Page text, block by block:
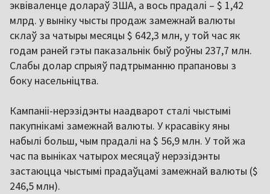
эквіваленце долараў ЗША, а вось прадалі – $ 1,42
млрд. у выніку чысты продаж замежнай валюты
склаў за чатыры месяцы $ 642,3 млн, у той час як
годам раней гэты паказальнік быў роўны 237,7 млн.
Слабы долар спрыяў падтрыманню прапановы з
боку насельніцтва.
Кампаніі-нерэзідэнты наадварот сталі чыстымі
пакупнікамі замежнай валюты. У красавіку яны
набылі больш, чым прадалі на $ 56,9 млн. У той жа
час па выніках чатырох месяцаў нерэзідэнты
застаюцца чыстымі прадаўцамі замежнай валюты ($
246,5 млн).